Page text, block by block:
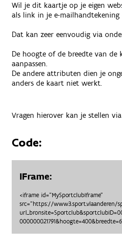
Wil je dit kaartje op je eigen
als link in je e-mailhandtekening
Dat kan zeer eenvoudig via
De hoogte of de breedte van de
aanpassen.
De andere attributen dien je
anders de kaart niet werkt.
Vragen hierover kan je stellen via
Code:
IFrame:
<iframe id="MySportclubIframe"
src="https://www3.sport.vlaanderen/